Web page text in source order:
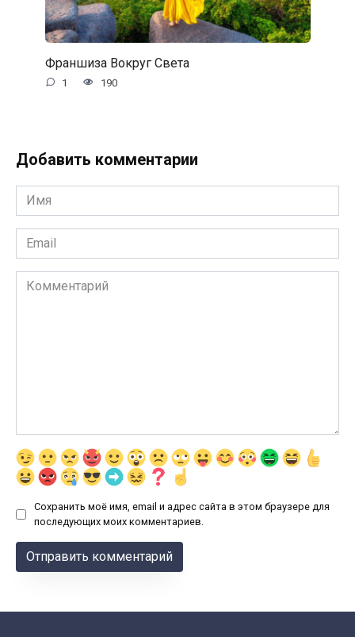
Франшиза Вокруг Света
1 190
Добавить комментарии
Имя
*
Email
*
Комментарий
Сохранить моё имя, email и адрес сайта в этом браузере для
последующих моих комментариев.